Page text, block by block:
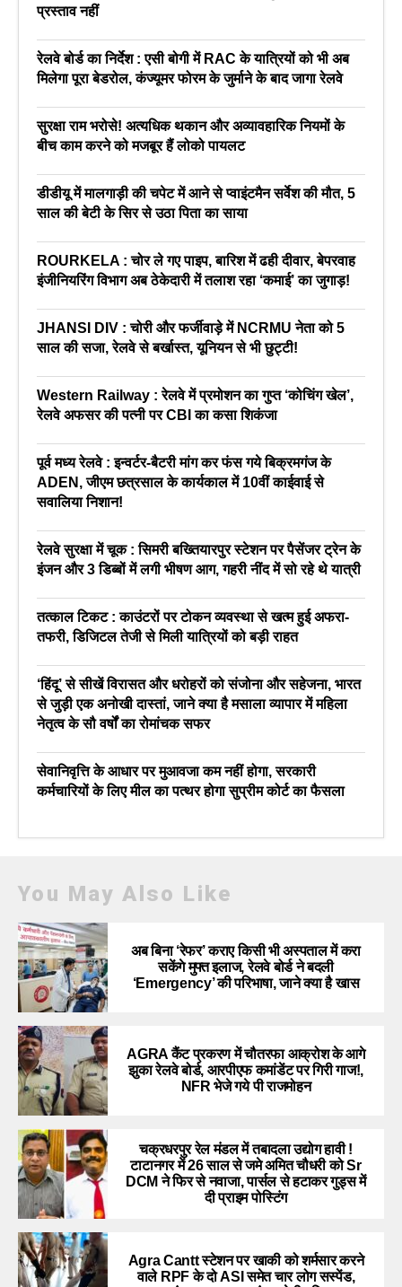
प्रस्ताव नहीं
रेलवे बोर्ड का निर्देश : एसी बोगी में RAC के यात्रियों को भी अब
मिलेगा पूरा बेडरोल, कंज्यूमर फोरम के जुर्माने के बाद जागा रेलवे
सुरक्षा राम भरोसे! अत्यधिक थकान और अव्यावहारिक नियमों के
बीच काम करने को मजबूर हैं लोको पायलट
डीडीयू में मालगाड़ी की चपेट में आने से प्वाइंटमैन सर्वेश की मौत, 5
साल की बेटी के सिर से उठा पिता का साया
ROURKELA : चोर ले गए पाइप, बारिश में ढही दीवार, बेपरवाह
इंजीनियरिंग विभाग अब ठेकेदारी में तलाश रहा ‘कमाई’ का जुगाड़!
JHANSI DIV : चोरी और फर्जीवाड़े में NCRMU नेता को 5
साल की सजा, रेलवे से बर्खास्त, यूनियन से भी छुट्टी!
Western Railway : रेलवे में प्रमोशन का गुप्त ‘कोचिंग खेल’,
रेलवे अफसर की पत्नी पर CBI का कसा शिकंजा
पूर्व मध्य रेलवे : इन्वर्टर-बैटरी मांग कर फंस गये बिक्रमगंज के
ADEN, जीएम छत्रसाल के कार्यकाल में 10वीं काईवाई से
सवालिया निशान!
रेलवे सुरक्षा में चूक : सिमरी बख्तियारपुर स्टेशन पर पैसेंजर ट्रेन के
इंजन और 3 डिब्बों में लगी भीषण आग, गहरी नींद में सो रहे थे यात्री
तत्काल टिकट : काउंटरों पर टोकन व्यवस्था से खत्म हुई अफरा-
तफरी, डिजिटल तेजी से मिली यात्रियों को बड़ी राहत
‘हिंदू’ से सीखें विरासत और धरोहरों को संजोना और सहेजना, भारत
से जुड़ी एक अनोखी दास्तां, जाने क्या है मसाला व्यापार में महिला
नेतृत्व के सौ वर्षों का रोमांचक सफर
सेवानिवृत्ति के आधार पर मुआवजा कम नहीं होगा, सरकारी
कर्मचारियों के लिए मील का पत्थर होगा सुप्रीम कोर्ट का फैसला
You May Also Like
अब बिना ‘रेफर’ कराए किसी भी अस्पताल में करा
सकेंगे मुफ्त इलाज, रेलवे बोर्ड ने बदली
‘Emergency’ की परिभाषा, जाने क्या है खास
AGRA कैंट प्रकरण में चौतरफा आक्रोश के आगे
झुका रेलवे बोर्ड, आरपीएफ कमांडेंट पर गिरी गाज!,
NFR भेजे गये पी राजमोहन
चक्रधरपुर रेल मंडल में तबादला उद्योग हावी !
टाटानगर में 26 साल से जमे अमित चौधरी को Sr
DCM ने फिर से नवाजा, पार्सल से हटाकर गुड्स में
दी प्राइम पोस्टिंग
Agra Cantt स्टेशन पर खाकी को शर्मसार करने
वाले RPF के दो ASI समेत चार लोग सस्पेंड,